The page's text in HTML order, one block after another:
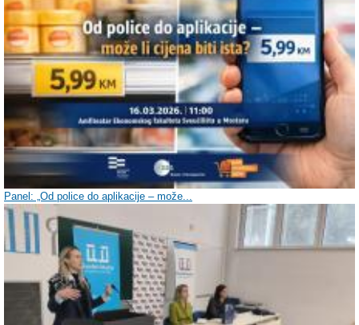
Panel: „Od police do aplikacije – može...